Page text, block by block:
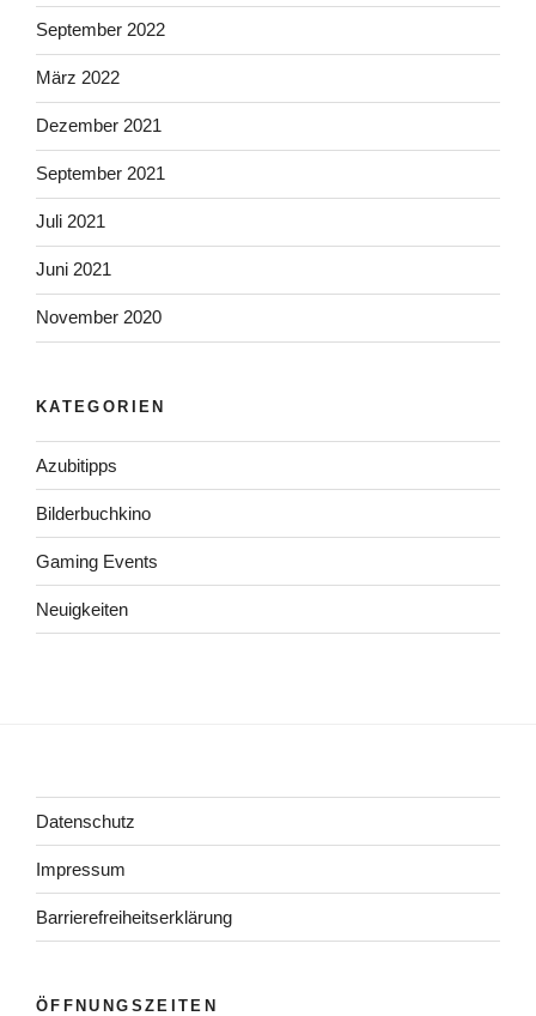
September 2022
März 2022
Dezember 2021
September 2021
Juli 2021
Juni 2021
November 2020
KATEGORIEN
Azubitipps
Bilderbuchkino
Gaming Events
Neuigkeiten
Datenschutz
Impressum
Barrierefreiheitserklärung
ÖFFNUNGSZEITEN